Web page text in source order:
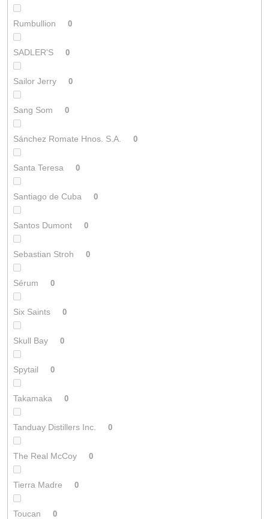
Rumbullion 0
SADLER'S 0
Sailor Jerry 0
Sang Som 0
Sánchez Romate Hnos. S.A. 0
Santa Teresa 0
Santiago de Cuba 0
Santos Dumont 0
Sebastian Stroh 0
Sérum 0
Six Saints 0
Skull Bay 0
Spytail 0
Takamaka 0
Tanduay Distillers Inc. 0
The Real McCoy 0
Tierra Madre 0
Toucan 0